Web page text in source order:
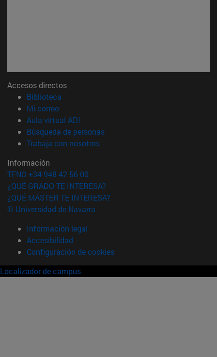
Accesos directos
Biblioteca
Mi correo(abre en nueva ventana)
Aula virtual ADI
Búsqueda de personas(abre en nueva ventana)
Trabaja con nosotros(abre en nueva ventana)
Información
TFNO +34 948 42 56 00
¿QUÉ GRADO TE INTERESA?
¿QUÉ MÁSTER TE INTERESA?
© Universidad de Navarra
Información legal
Accesibilidad
Configuración de cookies
Localizador de campus